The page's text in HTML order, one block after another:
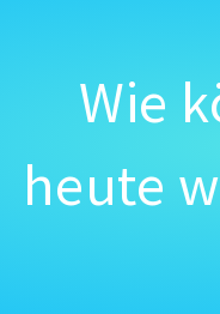
Wie
heute